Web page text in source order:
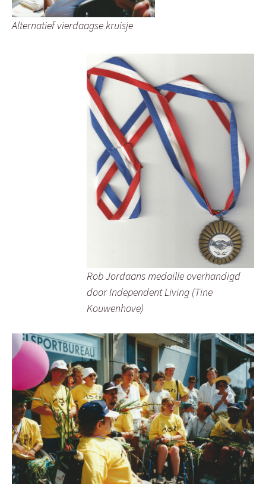
Alternatief vierdaagse kruisje
Rob Jordaans medaille overhandigd
door Independent Living (Tine
Kouwenhove)